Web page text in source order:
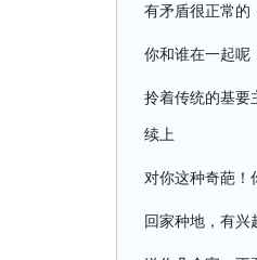
有矛盾很正常的
你和谁在一起呢
拎着传统的基要
续上
对你这种奇葩！
回家种地，有兴